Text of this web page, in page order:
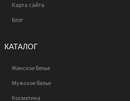
Карта сайта
Блог
КАТАЛОГ
Женское белье
Мужское белье
Косметика